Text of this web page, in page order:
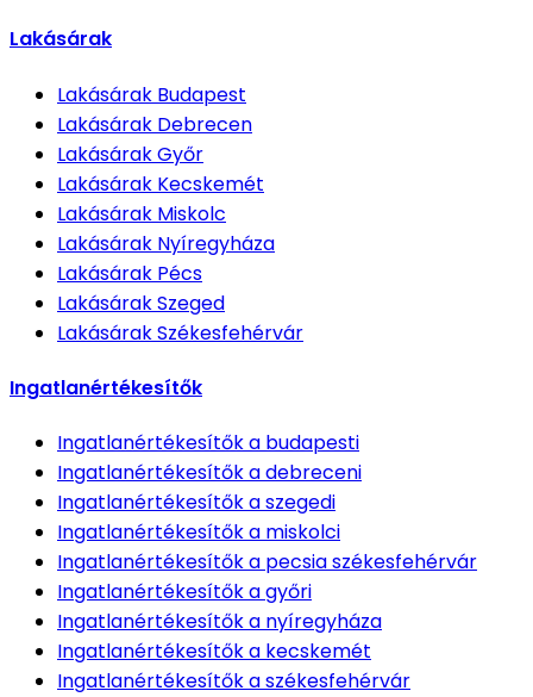
Lakásárak
Lakásárak Budapest
Lakásárak Debrecen
LakásárakGyőr
Lakásárak Kecskemét
Lakásárak Miskolc
Lakásárak Nyíregyháza
Lakásárak Pécs
LakásárakSzeged
LakásárakSzékesfehérvár
Ingatlanértékesítők
Ingatlanértékesítőka budapesti
Ingatlanértékesítőka debreceni
Ingatlanértékesítőka szegedi
Ingatlanértékesítőka miskolci
Ingatlanértékesítőka pecsia székesfehérvár
Ingatlanértékesítőka győri
Ingatlanértékesítőka nyíregyháza
Ingatlanértékesítőka kecskemét
Ingatlanértékesítőka székesfehérvár